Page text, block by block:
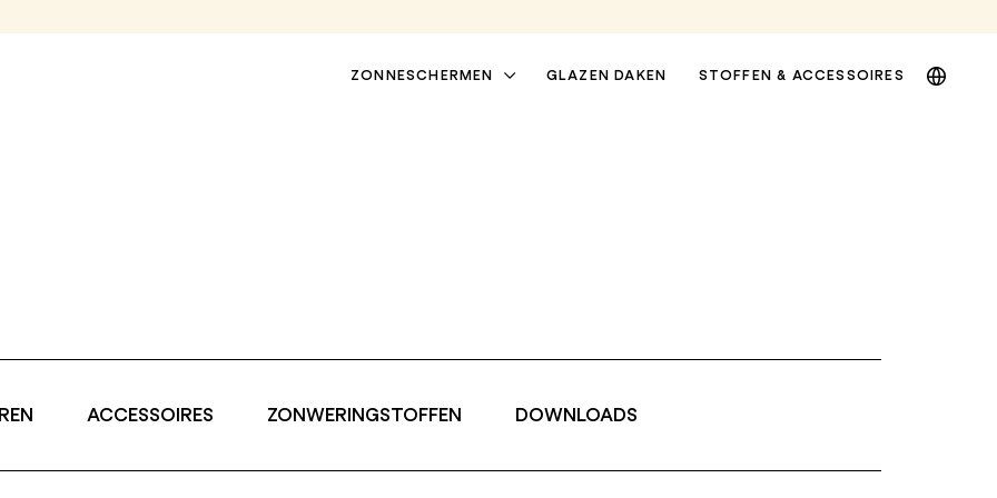
ZONNESCHERMEN
TERRASLUIFELS PERGOLA-LUIFELS PRIVACYLUIFELS
GLAZEN DAKEN STOFFEN & ACCESSOIRES
ACCESSOIRES ZONWERINGSTOFFEN DOWNLOADS